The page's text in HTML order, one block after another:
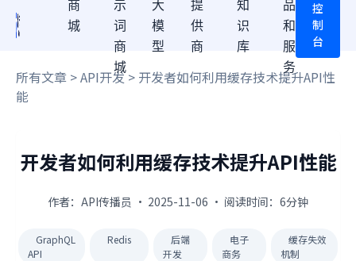
商
城
示
词
商
城
大
模
型
提
供
商
知
识
库
品
和
服
务
控
制
台
所有文章 >API开发> 开发者如何利用缓存技术提升API性
能
开发者如何利用缓存技术提升API性能
作者：API传播员 · 2025-11-06 · 阅读时间：6分钟
GraphQL
API
Redis
后端
开发
电子
商务
缓存失效
机制